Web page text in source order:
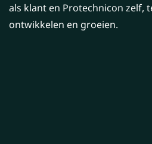
als klant en Protechnicon zelf,
ontwikkelen en groeien.